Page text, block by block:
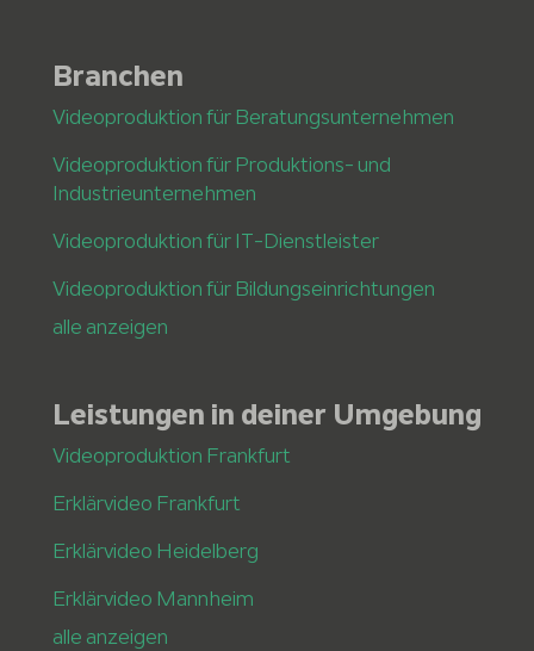
Branchen
Videoproduktion für Beratungsunternehmen
Videoproduktion für Produktions- und
Industrieunternehmen
Videoproduktion für IT-Dienstleister
Videoproduktion für Bildungseinrichtungen
alle anzeigen
Leistungen in deiner Umgebung
Videoproduktion Frankfurt
Erklärvideo Frankfurt
Erklärvideo Heidelberg
Erklärvideo Mannheim
alle anzeigen